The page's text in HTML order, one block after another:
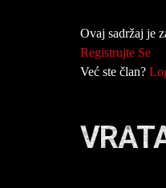
Ovaj sadržaj je
Registrujte Se
Već ste član?